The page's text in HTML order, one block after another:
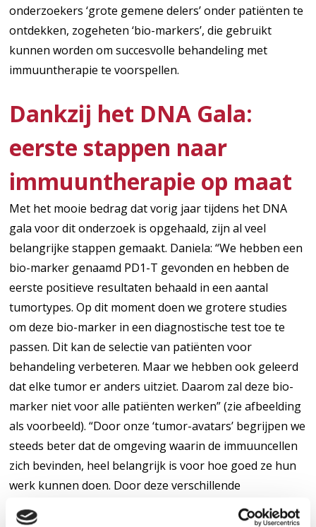
onderzoekers ‘grote gemene delers’ onder patiënten te
ontdekken, zogeheten ‘bio-markers’, die gebruikt
kunnen worden om succesvolle behandeling met
immuuntherapie te voorspellen.
Dankzij het DNA Gala:
eerste stappen naar
immuuntherapie op maat
Met het mooie bedrag dat vorig jaar tijdens het DNA
gala voor dit onderzoek is opgehaald, zijn al veel
belangrijke stappen gemaakt. Daniela: “We hebben een
bio-marker genaamd PD1-T gevonden en hebben de
eerste positieve resultaten behaald in een aantal
tumortypes. Op dit moment doen we grotere studies
om deze bio-marker in een diagnostische test toe te
passen. Dit kan de selectie van patiënten voor
behandeling verbeteren. Maar we hebben ook geleerd
dat elke tumor er anders uitziet. Daarom zal deze bio-
marker niet voor alle patiënten werken” (zie afbeelding
als voorbeeld). “Door onze ‘tumor-avatars’ begrijpen we
steeds beter dat de omgeving waarin de immuuncellen
zich bevinden, heel belangrijk is voor hoe goed ze hun
werk kunnen doen. Door deze verschillende
micromilieus in kaart te brengen, hopen we betere bio-